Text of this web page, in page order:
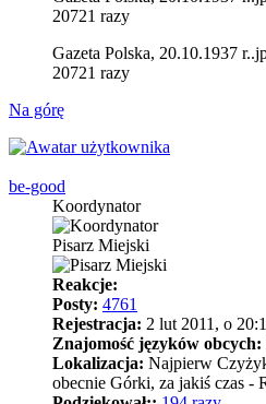
20721 razy
Gazeta Polska, 20.10.1937
20721 razy
Na górę
be-good
Koordynator
Pisarz Miejski
Reakcje:
Posty: 4761
Rejestracja: 2 lut 2011, o
Znajomość języków obcych:
Lokalizacja: Najpierw
obecnie Górki, za jakiś czas -